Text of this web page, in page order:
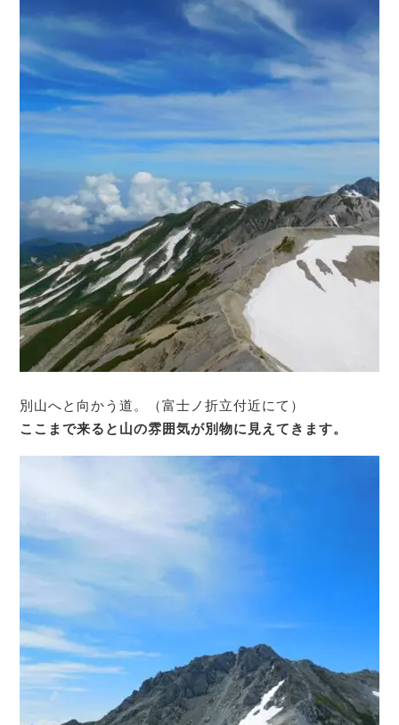
別山へと向かう道。（富士ノ折立付近にて）
ここまで来ると山の雰囲気が別物に見えてきます。